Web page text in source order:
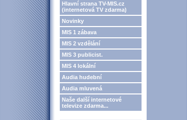
Hlavní strana TV-MIS.cz
(internetová TV zdarma)
Novinky
MIS 1 zábava
MIS 2 vzdělání
MIS 3 publicist.
MIS 4 lokální
Audia hudební
Audia mluvená
Naše další internetové
televize zdarma...